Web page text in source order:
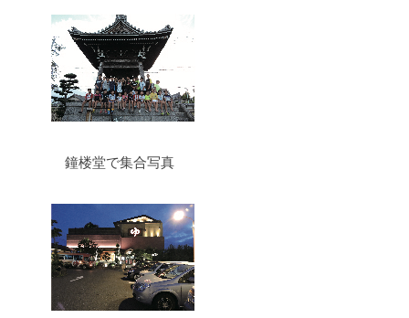
鐘楼堂で集合写真